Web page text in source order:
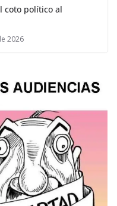
coto político al
2026